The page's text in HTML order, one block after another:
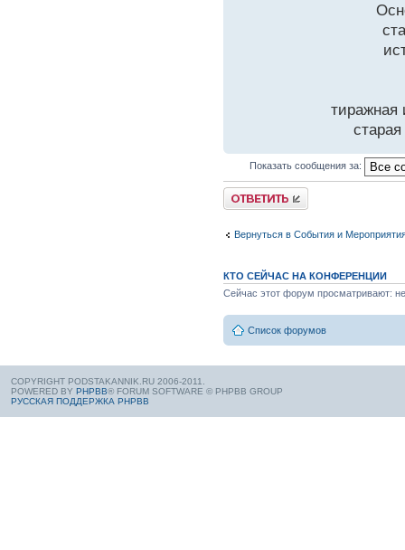
тиражная
Показать сообщения за:
Вернуться в События и
КТО СЕЙЧАС НА КОНФЕРЕНЦИИ
Сейчас этот форум просматривают:
Список форумов
COPYRIGHT PODSTAKANNIK.RU 2006-2011.
POWERED BY PHPBB® FORUM SOFTWARE © PHPBB GROUP
РУССКАЯ ПОДДЕРЖКА PHPBB